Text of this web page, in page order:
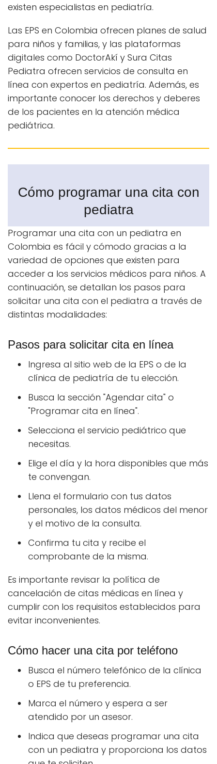
existen especialistas en pediatría.
Las EPS en Colombia ofrecen planes de salud
para niños y familias, y las plataformas
digitales como DoctorAkí y Sura Citas
Pediatra ofrecen servicios de consulta en
línea con expertos en pediatría. Además, es
importante conocer los derechos y deberes
de los pacientes en la atención médica
pediátrica.
Cómo programar una cita con
pediatra
Programar una cita con un pediatra en
Colombia es fácil y cómodo gracias a la
variedad de opciones que existen para
acceder a los servicios médicos para niños. A
continuación, se detallan los pasos para
solicitar una cita con el pediatra a través de
distintas modalidades:
Pasos para solicitar cita en línea
Ingresa al sitio web de la EPS o de la
clínica de pediatría de tu elección.
Busca la sección "Agendar cita" o
"Programar cita en línea".
Selecciona el servicio pediátrico que
necesitas.
Elige el día y la hora disponibles que más
te convengan.
Llena el formulario con tus datos
personales, los datos médicos del menor
y el motivo de la consulta.
Confirma tu cita y recibe el
comprobante de la misma.
Es importante revisar la política de
cancelación de citas médicas en línea y
cumplir con los requisitos establecidos para
evitar inconvenientes.
Cómo hacer una cita por teléfono
Busca el número telefónico de la clínica
o EPS de tu preferencia.
Marca el número y espera a ser
atendido por un asesor.
Indica que deseas programar una cita
con un pediatra y proporciona los datos